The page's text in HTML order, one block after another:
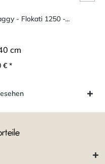
- Flokati 1250 -...
cm
€ *